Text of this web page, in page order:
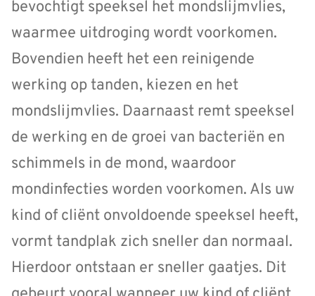
bevochtigt speeksel het mondslijmvlies,
waarmee uitdroging wordt voorkomen.
Bovendien heeft het een reinigende
werking op tanden, kiezen en het
mondslijmvlies. Daarnaast remt speeksel
de werking en de groei van bacteriën en
schimmels in de mond, waardoor
mondinfecties worden voorkomen. Als uw
kind of cliënt onvoldoende speeksel heeft,
vormt tandplak zich sneller dan normaal.
Hierdoor ontstaan er sneller gaatjes. Dit